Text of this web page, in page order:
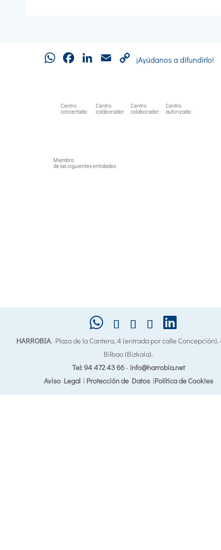
WhatsAppFacebookLinkedInEmail
Copy
¡Ayúdanos a difundirlo!
Centro
concertado:
Centro
colaborador:
Centro
colaborador:
Centro
autorizado:
Miembro
de las siguientes entidades:
HARROBIA. Plaza de la Cantera, 4 (entrada por calle
Bilbao (Bizkaia).
Tel: 94 472 43 66- info@harrobia.net
Aviso Legal| Protección de Datos|Política de Cookies